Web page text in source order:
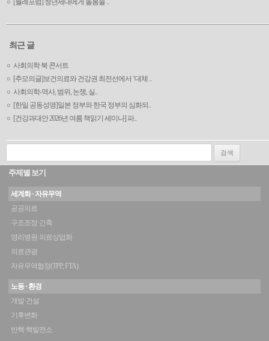
[월례포럼] 청년세대에게 돌봄을 ..
최근 글
사회의학 북 콘서트
[추모의글]보건의료와 건강권 최전선에서 ‘대체 ..
사회의학-역사, 범위, 논쟁, 실..
[한일 공동성명]일본 정부와 한국 정부의 심화되..
[건강과대안 2026년 여름 책읽기 세미나] 파..
검색:
주제별 보기
세계화 · 자유무역
공공의료
구조조정·긴축
영리병원·의료상업화
의료관광
자유무역협정(TPP, FTA)
노동 · 환경
개발·건설
기후변화
반핵·핵발전소